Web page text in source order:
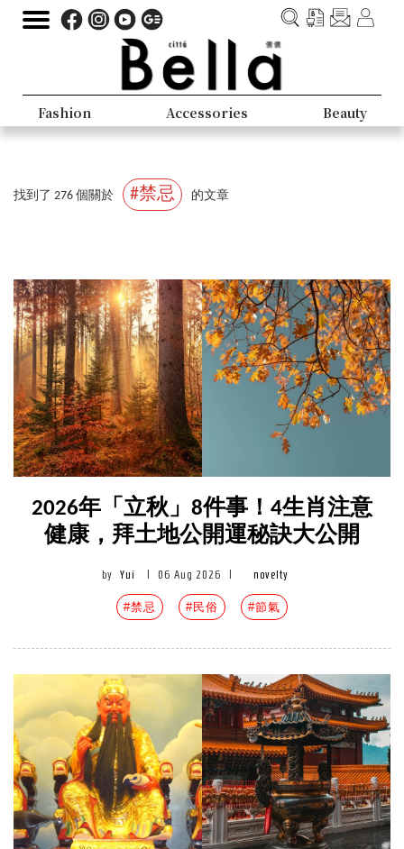
Fashion Accessories Beauty
找到了 276 個關於 #禁忌 的文章
2026年「立秋」8件事！4生肖注意
健康，拜土地公開運秘訣大公開
by Yui 06 Aug 2026 novelty
#禁忌 #民俗 #節氣